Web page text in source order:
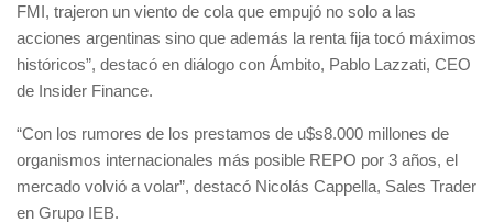
FMI, trajeron un viento de cola que empujó no solo a las
acciones argentinas sino que además la renta fija tocó máximos
históricos”, destacó en diálogo con Ámbito, Pablo Lazzati, CEO
de Insider Finance.
“Con los rumores de los prestamos de u$s8.000 millones de
organismos internacionales más posible REPO por 3 años, el
mercado volvió a volar”, destacó Nicolás Cappella, Sales Trader
en Grupo IEB.